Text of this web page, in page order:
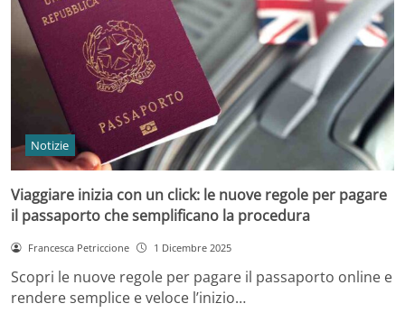
Notizie
Viaggiare inizia con un click: le nuove regole per pagare
il passaporto che semplificano la procedura
Francesca Petriccione 1 Dicembre 2025
Scopri le nuove regole per pagare il passaporto online e
rendere semplice e veloce l’inizio…